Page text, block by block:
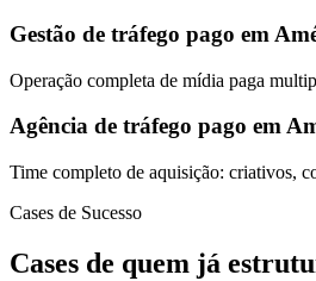
Gestão de tráfego pago em
Operação completa de mídia paga
Agência de tráfego pago em
Time completo de aquisição: criativos,
Cases de Sucesso
Cases de quem já